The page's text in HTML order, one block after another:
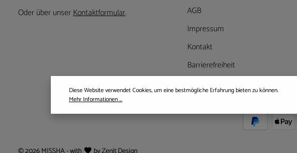
Oder über unserKontaktformular.
AGB
Impressum
Kontakt
Barrierefreiheit
Diese Website verwendet Cookies, um eine bestmögliche Erfahrung bieten zu können.
Mehr Informationen ...